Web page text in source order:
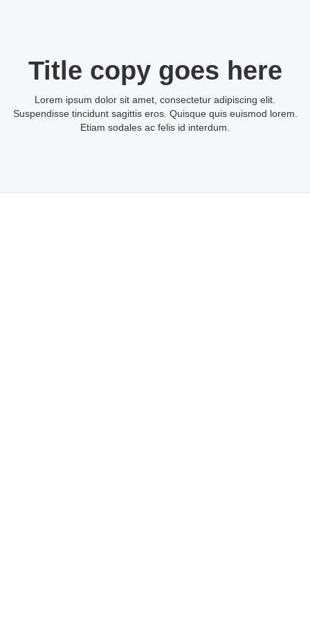
Title copy goes here
Lorem ipsum dolor sit amet, consectetur adipiscing elit.
Suspendisse tincidunt sagittis eros. Quisque quis euismod lorem.
Etiam sodales ac felis id interdum.